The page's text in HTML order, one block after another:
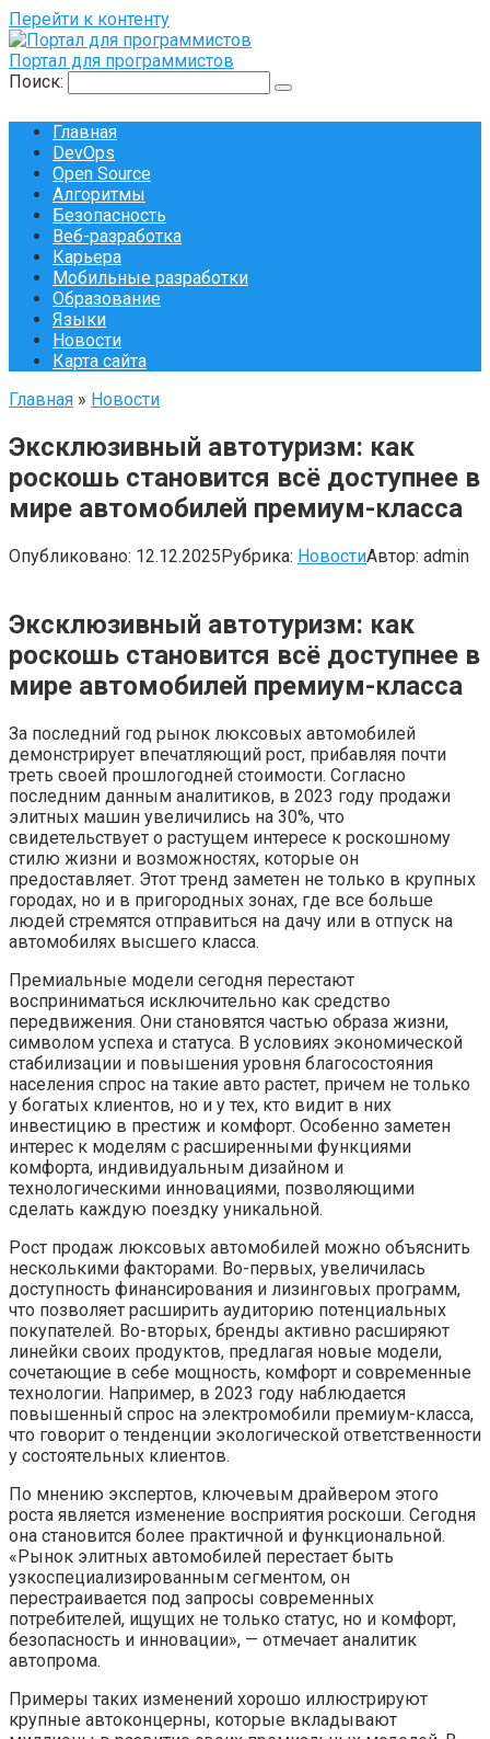
Перейти к контенту
Портал для программистов
Поиск:
Главная
DevOps
Open Source
Алгоритмы
Безопасность
Веб-разработка
Карьера
Мобильные разработки
Образование
Языки
Новости
Карта сайта
Главная » Новости
Эксклюзивный автотуризм: как
роскошь становится всё доступнее в
мире автомобилей премиум-класса
Опубликовано: 12.12.2025Рубрика: НовостиАвтор: admin
Эксклюзивный автотуризм: как
роскошь становится всё доступнее в
мире автомобилей премиум-класса
За последний год рынок люксовых автомобилей
демонстрирует впечатляющий рост, прибавляя почти
треть своей прошлогодней стоимости. Согласно
последним данным аналитиков, в 2023 году продажи
элитных машин увеличились на 30%, что
свидетельствует о растущем интересе к роскошному
стилю жизни и возможностях, которые он
предоставляет. Этот тренд заметен не только в крупных
городах, но и в пригородных зонах, где все больше
людей стремятся отправиться на дачу или в отпуск на
автомобилях высшего класса.
Премиальные модели сегодня перестают
восприниматься исключительно как средство
передвижения. Они становятся частью образа жизни,
символом успеха и статуса. В условиях экономической
стабилизации и повышения уровня благосостояния
населения спрос на такие авто растет, причем не только
у богатых клиентов, но и у тех, кто видит в них
инвестицию в престиж и комфорт. Особенно заметен
интерес к моделям с расширенными функциями
комфорта, индивидуальным дизайном и
технологическими инновациями, позволяющими
сделать каждую поездку уникальной.
Рост продаж люксовых автомобилей можно объяснить
несколькими факторами. Во-первых, увеличилась
доступность финансирования и лизинговых программ,
что позволяет расширить аудиторию потенциальных
покупателей. Во-вторых, бренды активно расширяют
линейки своих продуктов, предлагая новые модели,
сочетающие в себе мощность, комфорт и современные
технологии. Например, в 2023 году наблюдается
повышенный спрос на электромобили премиум-класса,
что говорит о тенденции экологической ответственности
у состоятельных клиентов.
По мнению экспертов, ключевым драйвером этого
роста является изменение восприятия роскоши. Сегодня
она становится более практичной и функциональной.
«Рынок элитных автомобилей перестает быть
узкоспециализированным сегментом, он
перестраивается под запросы современных
потребителей, ищущих не только статус, но и комфорт,
безопасность и инновации», — отмечает аналитик
автопрома.
Примеры таких изменений хорошо иллюстрируют
крупные автоконцерны, которые вкладывают